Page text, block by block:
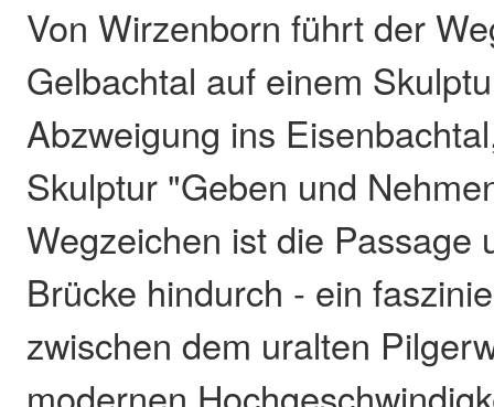
Von Wirzenborn führt der
Gelbachtal auf einem
Abzweigung ins
Skulptur "Geben und
Wegzeichen ist die Passage
Brücke hindurch - ein
zwischen dem uralten